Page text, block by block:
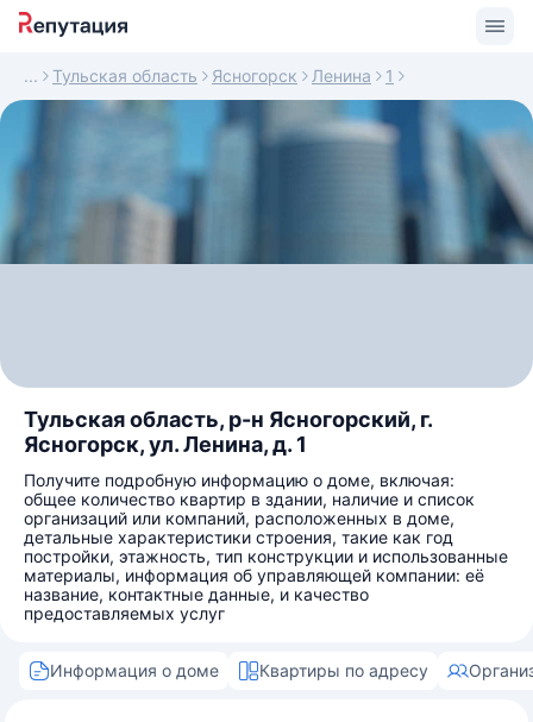
Тульская область Ясногорск Ленина 1
Тульская область, р-н Ясногорский, г.
Ясногорск, ул. Ленина, д. 1
Получите подробную информацию о доме, включая:
общее количество квартир в здании, наличие и список
организаций или компаний, расположенных в доме,
детальные характеристики строения, такие как год
постройки, этажность, тип конструкции и использованные
материалы, информация об управляющей компании: её
название, контактные данные, и качество
предоставляемых услуг
Информация о доме Квартиры по адресу